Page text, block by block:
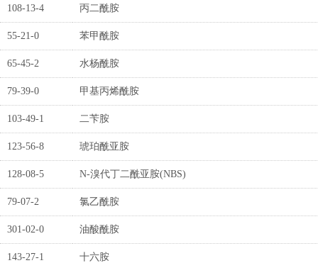
108-13-4 丙二酰胺
55-21-0 苯甲酰胺
65-45-2 水杨酰胺
79-39-0 甲基丙烯酰胺
103-49-1 二苄胺
123-56-8 琥珀酰亚胺
128-08-5 N-溴代丁二酰亚胺(NBS)
79-07-2 氯乙酰胺
301-02-0 油酸酰胺
143-27-1 十六胺